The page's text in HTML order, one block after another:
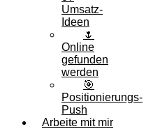
Umsatz-
Ideen
🌷
Online
gefunden
werden
🎯
Positionierungs-
Push
Arbeite mit mir